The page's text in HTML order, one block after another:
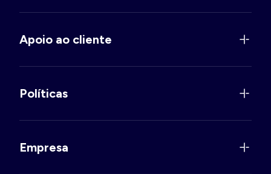
Apoio ao cliente
Políticas
Empresa